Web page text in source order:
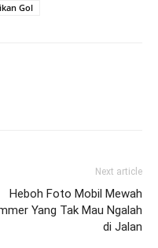
Gol
Next article
Heboh Foto Mobil Mewah
Yang Tak Mau Ngalah
di Jalan